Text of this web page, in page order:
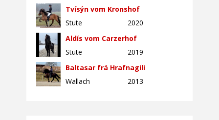
Tvísýn vom Kronshof
Stute
2020
Aldís vom Carzerhof
Stute
2019
Baltasar frá Hrafnagili
Wallach
2013